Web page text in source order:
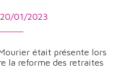
01/2023
était présente lors
la reforme des retraites